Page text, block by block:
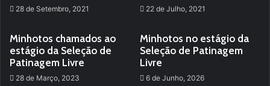
28 de Setembro, 2021 22 de Julho, 2021
Minhotos chamados ao
estágio da Seleção de
Patinagem Livre
28 de Março, 2023
Minhotos no estágio da
Seleção de Patinagem
Livre
6 de Junho, 2026